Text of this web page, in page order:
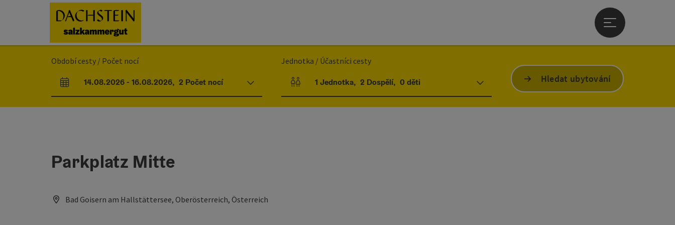
Accesskey
Accesskey
[1]
Začátek stránky Accesskey
[2]
Otevřít hlavní
Období cesty / Počet nocí
Pole příjezdu a odjezdu
14.08.2026- 16.08.2026, 2 Počet nocí
Jednotka / Účastníci cesty
Počet jednotek a polí pro osoby
1 Jednotka, 2 Dospělí, 0 děti Hledat ubytování
Parkplatz Mitte
Bad Goisern am Hallstättersee, Oberösterreich, Österreich